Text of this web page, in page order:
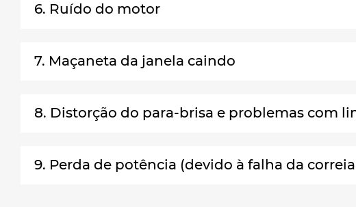
6. Ruído do motor
7. Maçaneta da janela caindo
8. Distorção do para-brisa e problemas com
9. Perda de potência (devido à falha da